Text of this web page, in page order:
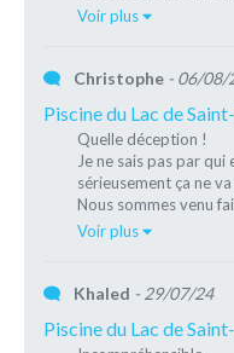
Voir plus
Christophe - 06/08/
Piscine du Lac de
Quelle déception !
Je ne sais pas par
sérieusement ça ne va
Nous sommes venu
Voir plus
Khaled - 29/07/24
Piscine du Lac de